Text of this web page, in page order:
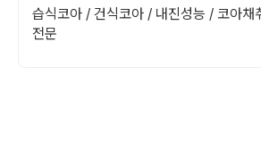
팅, 구조물해체
습식코아 / 건식코아 / 내진성능 / 코아채
전문